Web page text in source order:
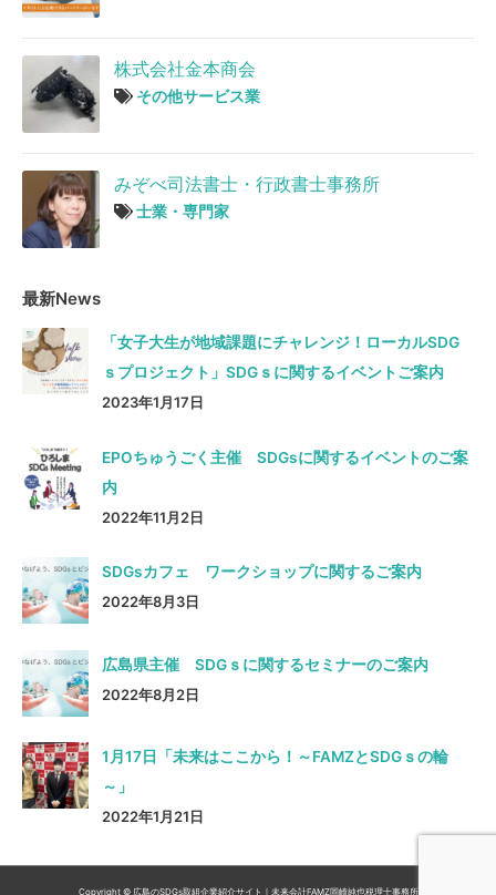
株式会社金本商会
その他サービス業
みぞべ司法書士・行政書士事務所
士業・専門家
最新News
「女子大生が地域課題にチャレンジ！ローカルSDG
ｓプロジェクト」SDGｓに関するイベントご案内
2023年1月17日
EPOちゅうごく主催 SDGsに関するイベントのご案
内
2022年11月2日
SDGsカフェ ワークショップに関するご案内
2022年8月3日
広島県主催 SDGｓに関するセミナーのご案内
2022年8月2日
1月17日「未来はここから！～FAMZとSDGｓの輪
～」
2022年1月21日
Copyright © 広島のSDGs取組企業紹介サイト｜未来会計FAMZ岡崎純也税理士事務所